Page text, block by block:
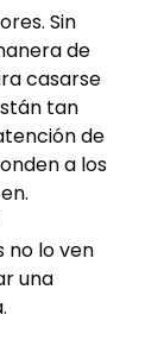
Sin
de
casarse
tan
de
a los
no lo ven
una